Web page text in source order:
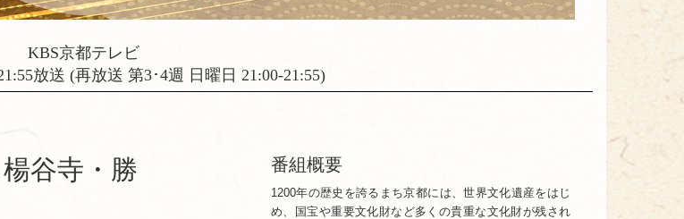
KBS京都テレビ
放送 (再放送 第3･4週 日曜日 21:00-21:55)
谷寺・勝
番組概要
1200年の歴史を誇るまち京都には、世界文化遺産をはじ
め、国宝や重要文化財など多くの貴重な文化財が残され